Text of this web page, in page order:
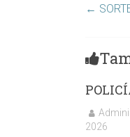
←
2026